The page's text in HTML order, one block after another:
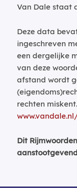
Van Dale staat
Deze data
ingeschreven
een dergelijke
van deze
afstand wordt
rechten
Dit